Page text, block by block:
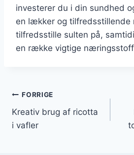
investerer du i din sundhed
en lækker og tilfredsstillende
tilfredsstille sulten på,
en række vigtige
Indlægsnavigation
FORRIGE
Kreativ brug af ricotta
i vafler